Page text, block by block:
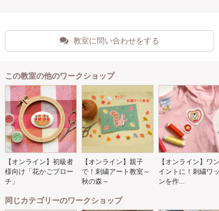
教室に問い合わせをする
この教室の他のワークショップ
【オンライン】初級者
様向け「花かごブロー
チ」
【オンライン】親子
で！刺繍アート教室～
秋の森～
【オンライン】ワ
イントに！刺繍ワ
ンを作...
同じカテゴリーのワークショップ